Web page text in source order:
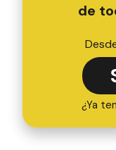
de
¿Ya